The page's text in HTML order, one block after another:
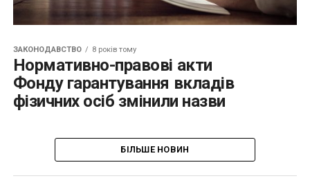
ЗАКОНОДАВСТВО 8 років тому
Нормативно-правові акти
Фонду гарантування вкладів
фізичних осіб змінили назви
БІЛЬШЕ НОВИН